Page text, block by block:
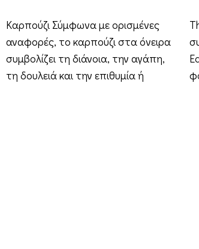
Καρπούζι Σύμφωνα με ορισμένες
αναφορές, το καρπούζι στα όνειρα
συμβολίζει τη διάνοια, την αγάπη,
τη δουλειά και την επιθυμία ή